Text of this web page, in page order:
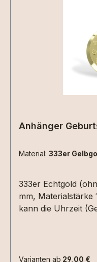
Anhänger
Material: 333er
333er Echtgold
mm, Materialstärke
kann die Uhrzeit
Zeichen.Bitte die
Varianten ab 29,00 €